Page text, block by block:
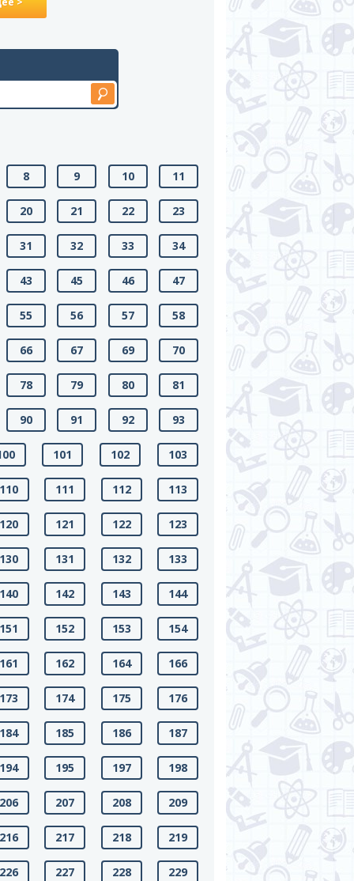
8 9 10 11
20 21 22 23
31 32 33 34
43 45 46 47
55 56 57 58
66 67 69 70
78 79 80 81
90 91 92 93
101 102 103
111 112 113
121 122 123
131 132 133
142 143 144
152 153 154
162 164 166
174 175 176
185 186 187
195 197 198
207 208 209
217 218 219
227 228 229